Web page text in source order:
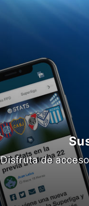
Disfruta de